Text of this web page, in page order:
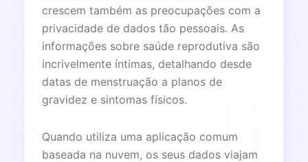
crescem também as preocupações com a
privacidade de dados tão pessoais. As
informações sobre saúde reprodutiva são
incrivelmente íntimas, detalhando desde
datas de menstruação a planos de
gravidez e sintomas físicos.
Quando utiliza uma aplicação comum
baseada na nuvem, os seus dados viajam